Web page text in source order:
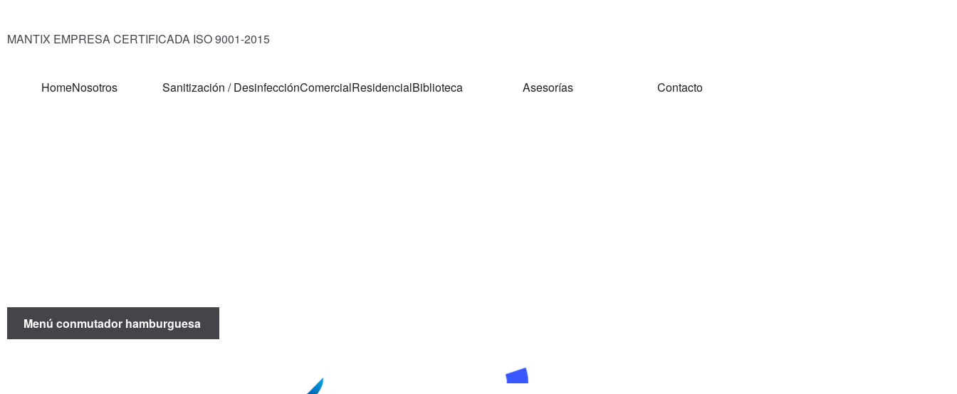
MANTIX EMPRESA CERTIFICADA ISO 9001-2015
HomeNosotros Sanitización / DesinfecciónComercialResidencialBiblioteca Asesorías Contacto
Menú conmutador hamburguesa